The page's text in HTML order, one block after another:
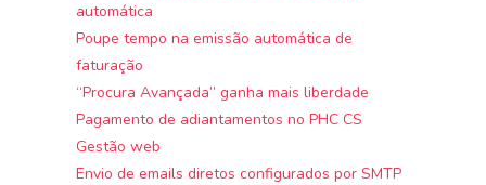
automática
Poupe tempo na emissão automática de
faturação
“Procura Avançada” ganha mais liberdade
Pagamento de adiantamentos no PHC CS
Gestão web
Envio de emails diretos configurados por SMTP